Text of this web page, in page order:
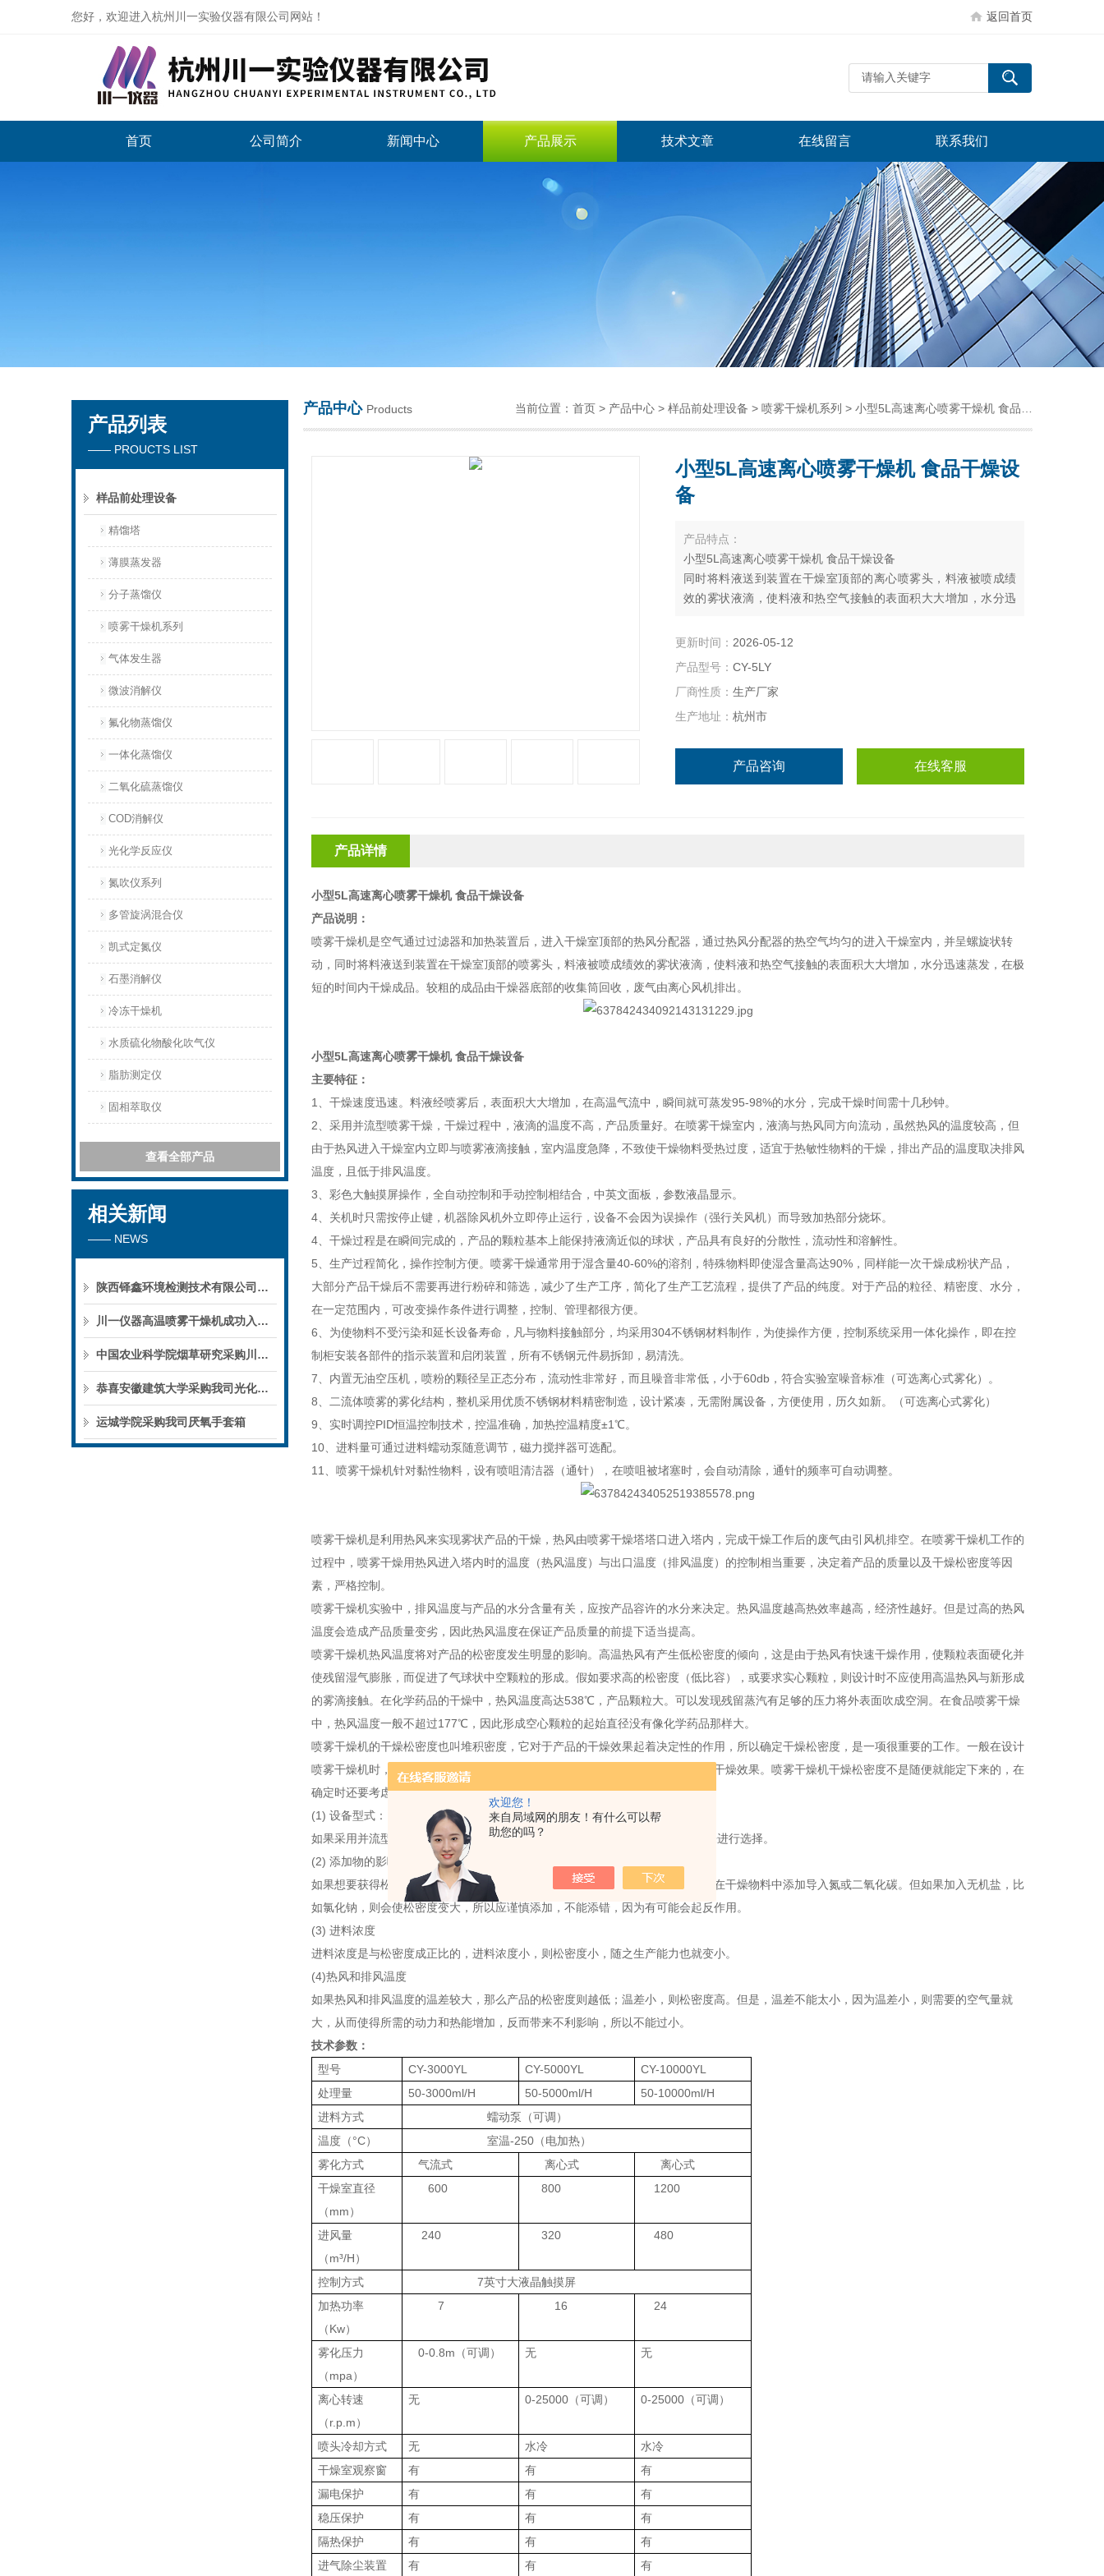
欢迎您！
来自局域网的朋友！有什么可以帮
助您的吗？
您好，欢迎进入杭州川一实验仪器有限公司网站！ 返回首页
杭州川一实验仪器有限公司
首页 公司简介 新闻中心 产品展示 技术文章 在线留言 联系我们
产品列表
—— PROUCTS LIST
样品前处理设备
精馏塔
薄膜蒸发器
分子蒸馏仪
喷雾干燥机系列
气体发生器
微波消解仪
氟化物蒸馏仪
一体化蒸馏仪
二氧化硫蒸馏仪
COD消解仪
光化学反应仪
氮吹仪系列
多管旋涡混合仪
凯式定氮仪
石墨消解仪
冷冻干燥机
水质硫化物酸化吹气仪
脂肪测定仪
固相萃取仪
查看全部产品
相关新闻
—— NEWS
陕西铎鑫环境检测技术有限公司采购我司全自动液液萃取仪
川一仪器高温喷雾干燥机成功入驻鄱阳职业学院，助力职业教育实训平台升级
中国农业科学院烟草研究采购川一仪器喷雾干燥机
恭喜安徽建筑大学采购我司光化学反应仪
运城学院采购我司厌氧手套箱
产品中心 Products 当前位置： 首页 > 产品中心 > 样品前处理设备 > 喷雾干燥机系列 > 小型5L高速离心喷雾干燥机 食品干燥设备
小型5L高速离心喷雾干燥机 食品干燥设
备
产品特点：
小型5L高速离心喷雾干燥机 食品干燥设备
同时将料液送到装置在干燥室顶部的离心喷雾头，料液被喷成绩
效的雾状液滴，使料液和热空气接触的表面积大大增加，水分迅
更新时间： 2026-05-12
产品型号： CY-5LY
厂商性质： 生产厂家
生产地址： 杭州市
产品咨询 在线客服
产品详情
小型5L高速离心喷雾干燥机 食品干燥设备
产品说明：
喷雾干燥机是空气通过过滤器和加热装置后，进入干燥室顶部的热风分配器，通过热风分配器的热空气均匀的进入干燥室内，并呈螺旋状转
动，同时将料液送到装置在干燥室顶部的喷雾头，料液被喷成绩效的雾状液滴，使料液和热空气接触的表面积大大增加，水分迅速蒸发，在极
短的时间内干燥成品。较粗的成品由干燥器底部的收集筒回收，废气由离心风机排出。
小型5L高速离心喷雾干燥机 食品干燥设备
主要特征：
1、干燥速度迅速。料液经喷雾后，表面积大大增加，在高温气流中，瞬间就可蒸发95-98%的水分，完成干燥时间需十几秒钟。
2、采用并流型喷雾干燥，干燥过程中，液滴的温度不高，产品质量好。在喷雾干燥室内，液滴与热风同方向流动，虽然热风的温度较高，但
由于热风进入干燥室内立即与喷雾液滴接触，室内温度急降，不致使干燥物料受热过度，适宜于热敏性物料的干燥，排出产品的温度取决排风
温度，且低于排风温度。
3、彩色大触摸屏操作，全自动控制和手动控制相结合，中英文面板，参数液晶显示。
4、关机时只需按停止键，机器除风机外立即停止运行，设备不会因为误操作（强行关风机）而导致加热部分烧坏。
4、干燥过程是在瞬间完成的，产品的颗粒基本上能保持液滴近似的球状，产品具有良好的分散性，流动性和溶解性。
5、生产过程简化，操作控制方便。喷雾干燥通常用于湿含量40-60%的溶剂，特殊物料即使湿含量高达90%，同样能一次干燥成粉状产品，
大部分产品干燥后不需要再进行粉碎和筛选，减少了生产工序，简化了生产工艺流程，提供了产品的纯度。对于产品的粒径、精密度、水分，
在一定范围内，可改变操作条件进行调整，控制、管理都很方便。
6、为使物料不受污染和延长设备寿命，凡与物料接触部分，均采用304不锈钢材料制作，为使操作方便，控制系统采用一体化操作，即在控
制柜安装各部件的指示装置和启闭装置，所有不锈钢元件易拆卸，易清洗。
7、内置无油空压机，喷粉的颗径呈正态分布，流动性非常好，而且噪音非常低，小于60db，符合实验室噪音标准（可选离心式雾化）。
8、二流体喷雾的雾化结构，整机采用优质不锈钢材料精密制造，设计紧凑，无需附属设备，方便使用，历久如新。（可选离心式雾化）
9、实时调控PID恒温控制技术，控温准确，加热控温精度±1℃。
10、进料量可通过进料蠕动泵随意调节，磁力搅拌器可选配。
11、喷雾干燥机针对黏性物料，设有喷咀清洁器（通针），在喷咀被堵塞时，会自动清除，通针的频率可自动调整。
喷雾干燥机是利用热风来实现雾状产品的干燥，热风由喷雾干燥塔塔口进入塔内，完成干燥工作后的废气由引风机排空。在喷雾干燥机工作的
过程中，喷雾干燥用热风进入塔内时的温度（热风温度）与出口温度（排风温度）的控制相当重要，决定着产品的质量以及干燥松密度等因
素，严格控制。
喷雾干燥机实验中，排风温度与产品的水分含量有关，应按产品容许的水分来决定。热风温度越高热效率越高，经济性越好。但是过高的热风
温度会造成产品质量变劣，因此热风温度在保证产品质量的前提下适当提高。
喷雾干燥机热风温度将对产品的松密度发生明显的影响。高温热风有产生低松密度的倾向，这是由于热风有快速干燥作用，使颗粒表面硬化并
使残留湿气膨胀，而促进了气球状中空颗粒的形成。假如要求高的松密度（低比容），或要求实心颗粒，则设计时不应使用高温热风与新形成
的雾滴接触。在化学药品的干燥中，热风温度高达538℃，产品颗粒大。可以发现残留蒸汽有足够的压力将外表面吹成空洞。在食品喷雾干燥
中，热风温度一般不超过177℃，因此形成空心颗粒的起始直径没有像化学药品那样大。
喷雾干燥机的干燥松密度也叫堆积密度，它对于产品的干燥效果起着决定性的作用，所以确定干燥松密度，是一项很重要的工作。一般在设计
喷雾干燥机时，就应该将干燥松密度设定好，只有这样，才能使产品达到更好的干燥效果。喷雾干燥机干燥松密度不是随便就能定下来的，在
确定时还要考虑多方面的综合因素，如下：
(1) 设备型式：
如果采用并流型喷雾干燥机,则可获得松密度较高的产品，所以要根据实际需要来进行选择。
(2) 添加物的影响
如果想要获得松密度低的产品，如速溶咖啡、速溶茶、某些油漆粉等，那么可以在干燥物料中添加导入氮或二氧化碳。但如果加入无机盐，比
如氯化钠，则会使松密度变大，所以应谨慎添加，不能添错，因为有可能会起反作用。
(3) 进料浓度
进料浓度是与松密度成正比的，进料浓度小，则松密度小，随之生产能力也就变小。
(4)热风和排风温度
如果热风和排风温度的温差较大，那么产品的松密度则越低；温差小，则松密度高。但是，温差不能太小，因为温差小，则需要的空气量就
大，从而使得所需的动力和热能增加，反而带来不利影响，所以不能过小。
技术参数：
型号
CY-3000YL CY-5000YL
CY-10000YL
处理量
50-3000ml/H 50-5000ml/H
50-10000ml/H
进料方式
蠕动泵（可调）
温度（°C） 室温-250 （电加热）
雾化方式
气流式 离心式
离心式
干燥室直径
（mm）
600 800 1200
进风量
（m³/H）
240 320 480
控制方式 7英寸大液晶触摸屏
加热功率
（Kw）
7 16 24
雾化压力
（mpa）
0-0.8m （可调） 无 无
离心转速
（r.p.m）
无 0-25000 （可调） 0-25000 （可调）
喷头冷却方式 无 水冷
水冷
干燥室观察窗
有 有
有
漏电保护
有 有
有
稳压保护
有 有
有
隔热保护
有 有
有
进气除尘装置
有 有
有